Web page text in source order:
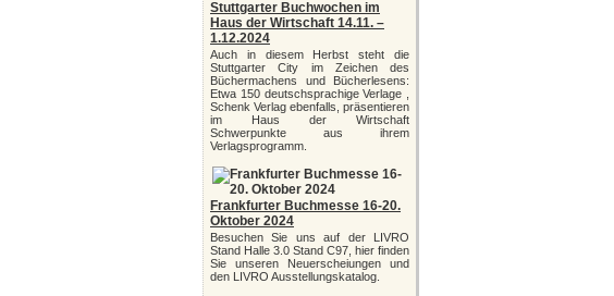
Stuttgarter Buchwochen im
Haus der Wirtschaft 14.11. –
1.12.2024
Auch in diesem Herbst steht die
Stuttgarter City im Zeichen des
Büchermachens und Bücherlesens:
Etwa 150 deutschsprachige Verlage ,
Schenk Verlag ebenfalls, präsentieren
im Haus der Wirtschaft
Schwerpunkte aus ihrem
Verlagsprogramm.
Frankfurter Buchmesse 16-20.
Oktober 2024
Besuchen Sie uns auf der LIVRO
Stand Halle 3.0 Stand C97, hier finden
Sie unseren Neuerscheiungen und
den LIVRO Ausstellungskatalog.